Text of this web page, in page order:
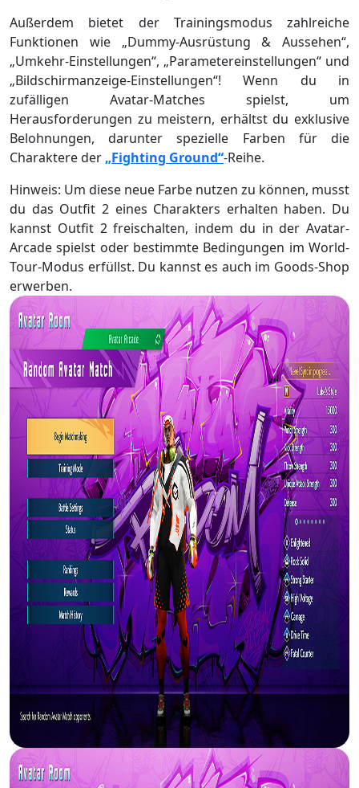
Außerdem bietet der Trainingsmodus zahlreiche
Funktionen wie „Dummy-Ausrüstung & Aussehen“,
„Umkehr-Einstellungen“, „Parametereinstellungen“ und
„Bildschirmanzeige-Einstellungen“! Wenn du in
zufälligen Avatar-Matches spielst, um
Herausforderungen zu meistern, erhältst du exklusive
Belohnungen, darunter spezielle Farben für die
Charaktere der „Fighting Ground“-Reihe.
Hinweis: Um diese neue Farbe nutzen zu können, musst
du das Outfit 2 eines Charakters erhalten haben. Du
kannst Outfit 2 freischalten, indem du in der Avatar-
Arcade spielst oder bestimmte Bedingungen im World-
Tour-Modus erfüllst. Du kannst es auch im Goods-Shop
erwerben.